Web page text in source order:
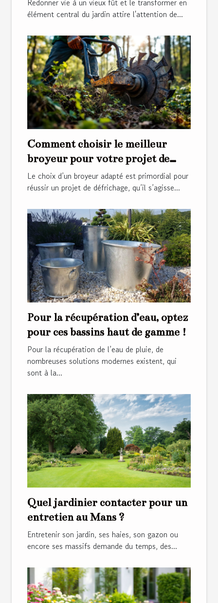
Redonner vie à un vieux fût et le transformer en
élément central du jardin attire l'attention de...
Comment choisir le meilleur
broyeur pour votre projet de
défrichage ?
Le choix d’un broyeur adapté est primordial pour
réussir un projet de défrichage, qu’il s’agisse...
Pour la récupération d’eau, optez
pour ces bassins haut de gamme !
Pour la récupération de l’eau de pluie, de
nombreuses solutions modernes existent, qui
sont à la...
Quel jardinier contacter pour un
entretien au Mans ?
Entretenir son jardin, ses haies, son gazon ou
encore ses massifs demande du temps, des...